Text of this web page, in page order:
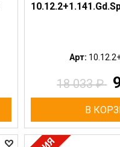
Арт:
18 033₽
В